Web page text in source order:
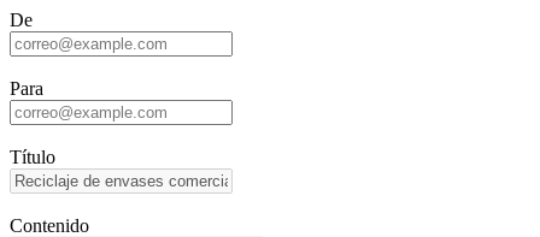
De
Para
Título
Contenido